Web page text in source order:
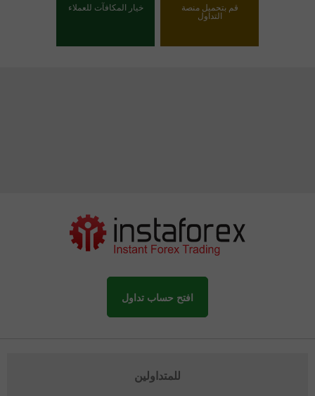
قم بتحميل منصة
التداول
خيار المكافآت للعملاء
افتح حساب تداول
للمتداولين